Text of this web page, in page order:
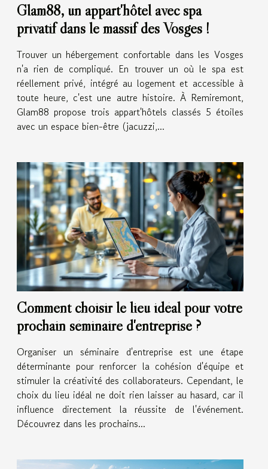
Glam88, un appart'hôtel avec spa
privatif dans le massif des Vosges !
Trouver un hébergement confortable dans les Vosges
n'a rien de compliqué. En trouver un où le spa est
réellement privé, intégré au logement et accessible à
toute heure, c'est une autre histoire. À Remiremont,
Glam88 propose trois appart'hôtels classés 5 étoiles
avec un espace bien-être (jacuzzi,...
Comment choisir le lieu idéal pour votre
prochain séminaire d'entreprise ?
Organiser un séminaire d'entreprise est une étape
déterminante pour renforcer la cohésion d'équipe et
stimuler la créativité des collaborateurs. Cependant, le
choix du lieu idéal ne doit rien laisser au hasard, car il
influence directement la réussite de l'événement.
Découvrez dans les prochains...